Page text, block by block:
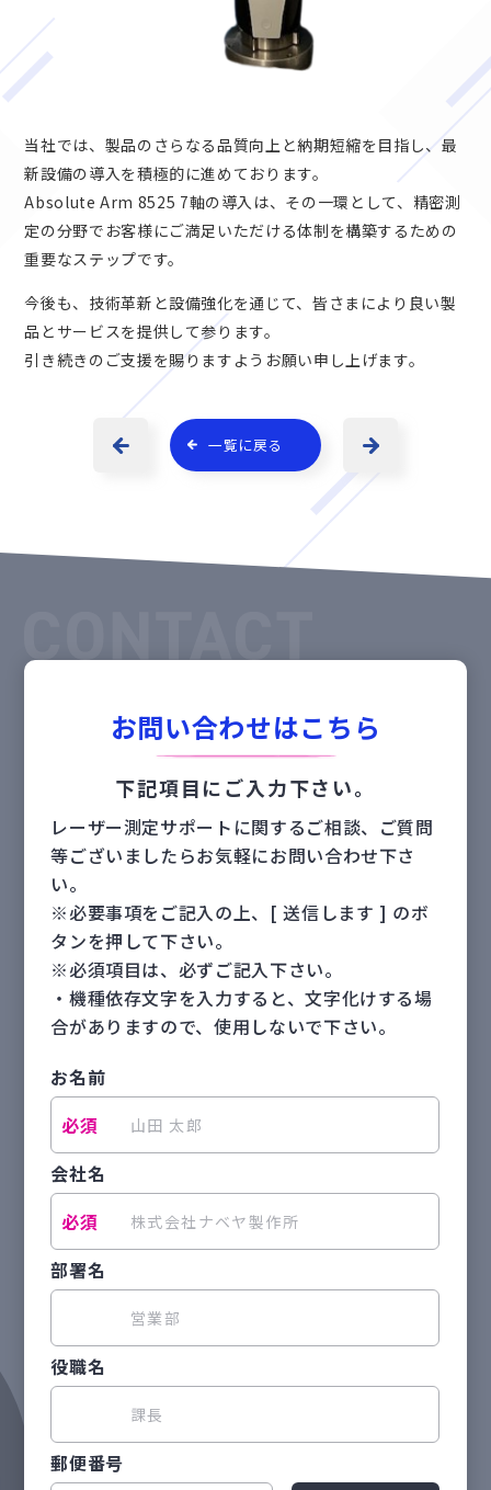
当社では、製品のさらなる品質向上と納期短縮を目指し、最
新設備の導入を積極的に進めております。
Absolute Arm 8525 7軸の導入は、その一環として、精密測
定の分野でお客様にご満足いただける体制を構築するための
重要なステップです。
今後も、技術革新と設備強化を通じて、皆さまにより良い製
品とサービスを提供して参ります。
引き続きのご支援を賜りますようお願い申し上げます。
一覧に戻る
お問い合わせはこちら
下記項目にご入力下さい。
レーザー測定サポートに関するご相談、ご質問
等ございましたらお気軽にお問い合わせ下さ
い。
※必要事項をご記入の上、[ 送信します ] のボ
タンを押して下さい。
※必須項目は、必ずご記入下さい。
・機種依存文字を入力すると、文字化けする場
合がありますので、使用しないで下さい。
お名前
会社名
部署名
役職名
郵便番号